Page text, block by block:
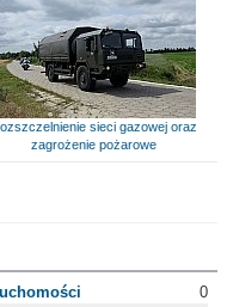
sieci gazowej oraz
zagrożenie pożarowe
0